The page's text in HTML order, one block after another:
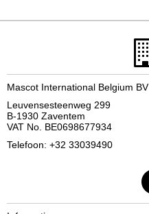
Mascot International Belgium BV
Leuvensesteenweg 299
B-1930 Zaventem
VAT No. BE0698677934
Telefoon: +32 33039490